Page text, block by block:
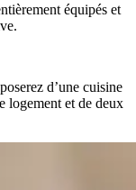
équipés et
d’une cuisine
logement et de deux